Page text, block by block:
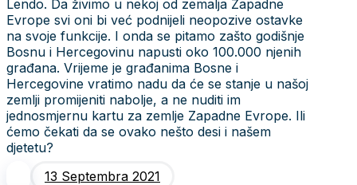
Lendo. Da živimo u nekoj od zemalja Zapadne
Evrope svi oni bi već podnijeli neopozive ostavke
na svoje funkcije. I onda se pitamo zašto godišnje
Bosnu i Hercegovinu napusti oko 100.000 njenih
građana. Vrijeme je građanima Bosne i
Hercegovine vratimo nadu da će se stanje u našoj
zemlji promijeniti nabolje, a ne nuditi im
jednosmjernu kartu za zemlje Zapadne Evrope. Ili
ćemo čekati da se ovako nešto desi i našem
djetetu?
13 Septembra 2021